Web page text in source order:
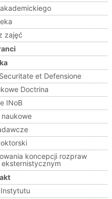
zajęć
et Defensione
Doctrina
INoB
naukowe
koncepcji rozpraw